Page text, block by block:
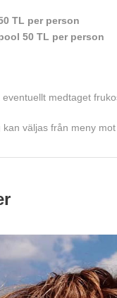
TL per person
50 TL per person
medtaget
väljas från meny